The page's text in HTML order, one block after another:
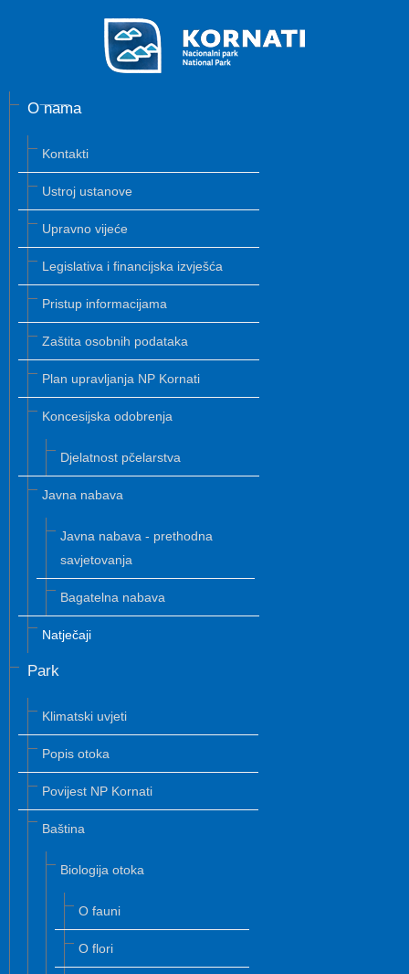
O nama
Kontakti
Ustroj ustanove
Upravno vijeće
Legislativa i financijska izvješća
Pristup informacijama
Zaštita osobnih podataka
Plan upravljanja NP Kornati
Koncesijska odobrenja
Djelatnost pčelarstva
Javna nabava
Javna nabava - prethodna
savjetovanja
Bagatelna nabava
Natječaji
Park
Klimatski uvjeti
Popis otoka
Povijest NP Kornati
Baština
Biologija otoka
O fauni
O flori